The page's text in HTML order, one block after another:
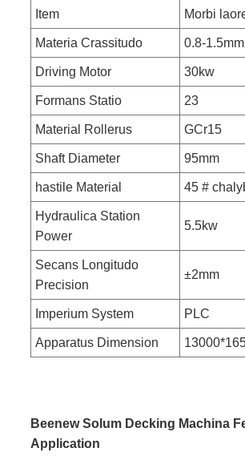
Item Morbi
Materia Crassitudo 0.8-1.5mm
Driving Motor 30kw
Formans Statio 23
Material Rollerus GCr15
Shaft Diameter 95mm
hastile Material 45 #
Hydraulica Station
Power
5.5kw
Secans Longitudo
Precision
±2mm
Imperium System PLC
Apparatus Dimension
Beenew Solum Decking Machina
Application